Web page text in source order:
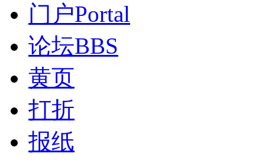
门户Portal
论坛BBS
黄页
打折
报纸